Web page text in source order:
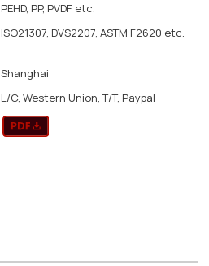
PEHD, PP, PVDF etc.
ISO21307, DVS2207, ASTM F2620 etc.
Shanghai
L/C, Western Union, T/T, Paypal